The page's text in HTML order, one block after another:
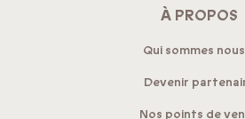
À PROPOS
Qui sommes
Devenir
Nos points de